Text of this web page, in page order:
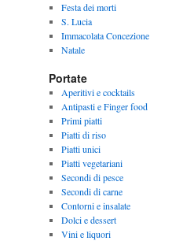
Festa dei morti
S. Lucia
Immacolata Concezione
Natale
Portate
Aperitivi e cocktails
Antipasti e Finger food
Primi piatti
Piatti di riso
Piatti unici
Piatti vegetariani
Secondi di pesce
Secondi di carne
Contorni e insalate
Dolci e dessert
Vini e liquori